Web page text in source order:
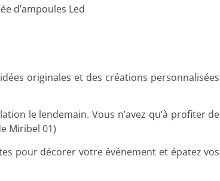
d’ampoules Led
originales et des créations personnalisées
le lendemain. Vous n’avez qu’à profiter de
Miribel 01)
pour décorer votre événement et épatez vos